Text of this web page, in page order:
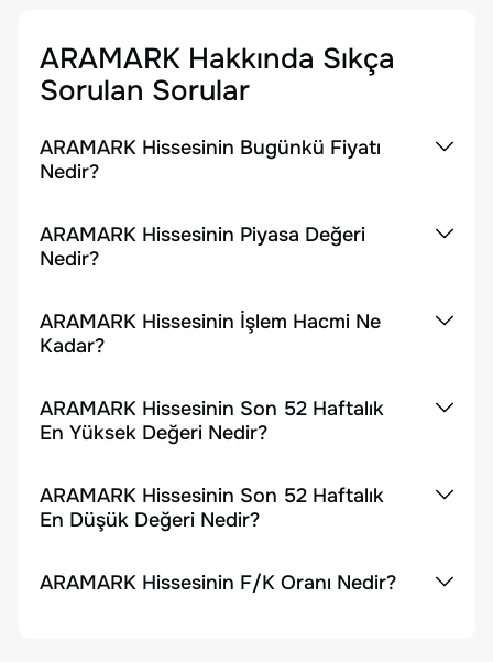
ARAMARK Hakkında Sıkça
Sorulan Sorular
ARAMARK Hissesinin Bugünkü Fiyatı
Nedir?
ARAMARK Hissesinin Piyasa Değeri
Nedir?
ARAMARK Hissesinin İşlem Hacmi Ne
Kadar?
ARAMARK Hissesinin Son 52 Haftalık
En Yüksek Değeri Nedir?
ARAMARK Hissesinin Son 52 Haftalık
En Düşük Değeri Nedir?
ARAMARK Hissesinin F/K Oranı Nedir?